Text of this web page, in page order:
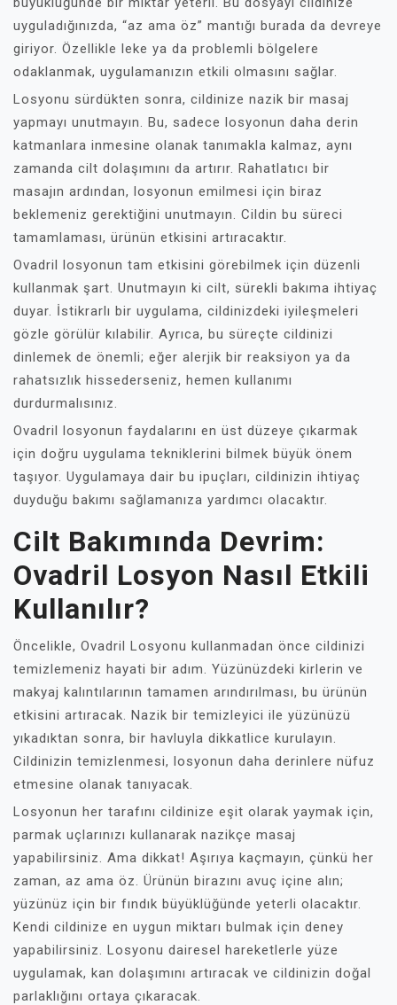
uyguladığınızda, “az ama öz” mantığı burada da devreye
giriyor. Özellikle leke ya da problemli bölgelere
odaklanmak, uygulamanızın etkili olmasını sağlar.
Losyonu sürdükten sonra, cildinize nazik bir masaj
yapmayı unutmayın. Bu, sadece losyonun daha derin
katmanlara inmesine olanak tanımakla kalmaz, aynı
zamanda cilt dolaşımını da artırır. Rahatlatıcı bir
masajın ardından, losyonun emilmesi için biraz
beklemeniz gerektiğini unutmayın. Cildin bu süreci
tamamlaması, ürünün etkisini artıracaktır.
Ovadril losyonun tam etkisini görebilmek için düzenli
kullanmak şart. Unutmayın ki cilt, sürekli bakıma ihtiyaç
duyar. İstikrarlı bir uygulama, cildinizdeki iyileşmeleri
gözle görülür kılabilir. Ayrıca, bu süreçte cildinizi
dinlemek de önemli; eğer alerjik bir reaksiyon ya da
rahatsızlık hissederseniz, hemen kullanımı
durdurmalısınız.
Ovadril losyonun faydalarını en üst düzeye çıkarmak
için doğru uygulama tekniklerini bilmek büyük önem
taşıyor. Uygulamaya dair bu ipuçları, cildinizin ihtiyaç
duyduğu bakımı sağlamanıza yardımcı olacaktır.
Cilt Bakımında Devrim:
Ovadril Losyon Nasıl Etkili
Kullanılır?
Öncelikle, Ovadril Losyonu kullanmadan önce cildinizi
temizlemeniz hayati bir adım. Yüzünüzdeki kirlerin ve
makyaj kalıntılarının tamamen arındırılması, bu ürünün
etkisini artıracak. Nazik bir temizleyici ile yüzünüzü
yıkadıktan sonra, bir havluyla dikkatlice kurulayın.
Cildinizin temizlenmesi, losyonun daha derinlere nüfuz
etmesine olanak tanıyacak.
Losyonun her tarafını cildinize eşit olarak yaymak için,
parmak uçlarınızı kullanarak nazikçe masaj
yapabilirsiniz. Ama dikkat! Aşırıya kaçmayın, çünkü her
zaman, az ama öz. Ürünün birazını avuç içine alın;
yüzünüz için bir fındık büyüklüğünde yeterli olacaktır.
Kendi cildinize en uygun miktarı bulmak için deney
yapabilirsiniz. Losyonu dairesel hareketlerle yüze
uygulamak, kan dolaşımını artıracak ve cildinizin doğal
parlaklığını ortaya çıkaracak.